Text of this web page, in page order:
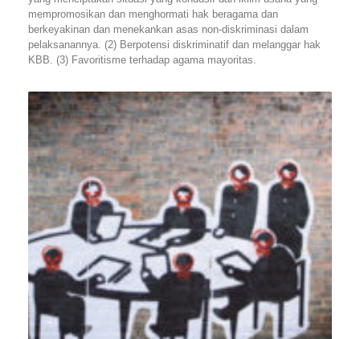
mempromosikan dan menghormati hak beragama dan
berkeyakinan dan menekankan asas non-diskriminasi dalam
pelaksanannya. (2) Berpotensi diskriminatif dan melanggar hak
KBB. (3) Favoritisme terhadap agama mayoritas.